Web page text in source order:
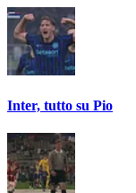
Inter, tutto su Pio